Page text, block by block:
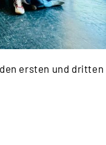
ersten und dritten